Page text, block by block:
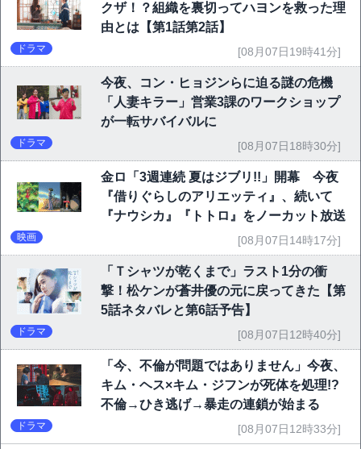
クザ！？組織を裏切ってハヨンを救った理
由とは【第1話第2話】
ドラマ [08月07日19時41分]
今夜、コン・ヒョジンらに迫る謎の危機
「人妻キラー」営業3課のワークショップ
が一転サバイバルに
ドラマ [08月07日18時30分]
金ロ「3週連続 夏はジブリ!!」開幕 今夜
『借りぐらしのアリエッティ』、続いて
『ナウシカ』『トトロ』をノーカット放送
映画 [08月07日14時17分]
「Ｔシャツが乾くまで」ラスト1分の衝
撃！松ケンが蒼井優の元に戻ってきた【第
5話ネタバレと第6話予告】
ドラマ [08月07日12時40分]
「今、不倫が問題ではありません」今夜、
キム・ヘス×キム・ジフンが死体を処理!?
不倫→ひき逃げ→暴走の連鎖が始まる
ドラマ [08月07日12時33分]